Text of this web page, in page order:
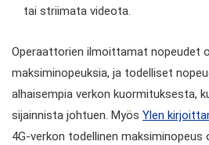
tai striimata videota.
Operaattorien ilmoittamat nopeudet
maksiminopeuksia, ja todelliset
alhaisempia verkon kuormituksesta,
sijainnista johtuen. Myös Ylen
4G-verkon todellinen maksiminopeus